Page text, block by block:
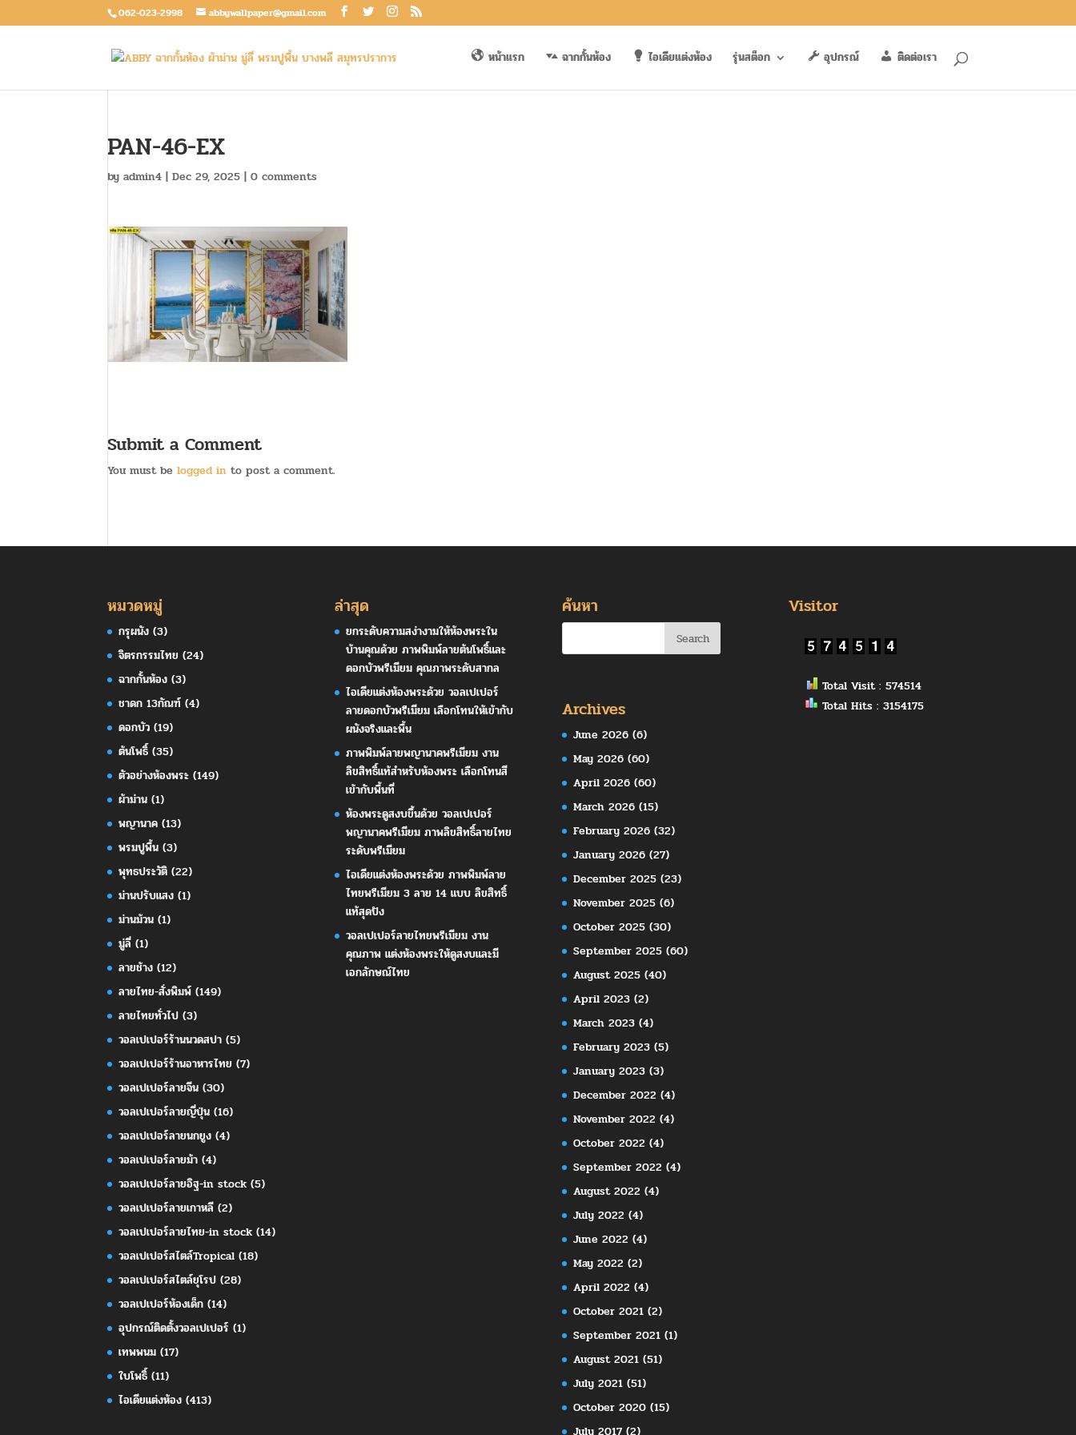
062-023-2998 abbywallpaper@gmail.com
หน้าแรก ฉากกั้นห้อง ไอเดียแต่งห้อง รุ่นสต็อก อุปกรณ์ ติดต่อเรา
PAN-46-EX
byadmin4 |Dec 29, 2025 |0 comments
Submit a Comment
You must belogged in to post a comment.
หมวดหมู่
กรุผนัง (3)
จิตรกรรมไทย (24)
ฉากกั้นห้อง (3)
ชาดก 13กัณฑ์ (4)
ดอกบัว (19)
ต้นโพธิ์ (35)
ตัวอย่างห้องพระ (149)
ผ้าม่าน (1)
พญานาค (13)
พรมปูพื้น (3)
พุทธประวัติ (22)
ม่านปรับแสง (1)
ม่านม้วน (1)
มู่ลี่ (1)
ลายช้าง (12)
ลายไทย-สั่งพิมพ์ (149)
ลายไทยทั่วไป (3)
วอลเปเปอร์ร้านนวดสปา (5)
วอลเปเปอร์ร้านอาหารไทย (7)
วอลเปเปอร์ลายจีน (30)
วอลเปเปอร์ลายญี่ปุ่น (16)
วอลเปเปอร์ลายนกยูง (4)
วอลเปเปอร์ลายม้า (4)
วอลเปเปอร์ลายอิฐ-in stock (5)
วอลเปเปอร์ลายเกาหลี (2)
วอลเปเปอร์ลายไทย-in stock (14)
วอลเปเปอร์สไตล์Tropical (18)
วอลเปเปอร์สไตล์ยุโรป (28)
วอลเปเปอร์ห้องเด็ก (14)
อุปกรณ์ติดตั้งวอลเปเปอร์ (1)
เทพพนม (17)
ใบโพธิ์ (11)
ไอเดียแต่งห้อง (413)
ล่าสุด
ยกระดับความสง่างามให้ห้องพระใน
บ้านคุณด้วย ภาพพิมพ์ลายต้นโพธิ์และ
ดอกบัวพรีเมียม คุณภาพระดับสากล
ไอเดียแต่งห้องพระด้วย วอลเปเปอร์
ลายดอกบัวพรีเมียม เลือกโทนให้เข้ากับ
ผนังจริงและพื้น
ภาพพิมพ์ลายพญานาคพรีเมียม งาน
ลิขสิทธิ์แท้สำหรับห้องพระ เลือกโทนสี
เข้ากับพื้นที่
ห้องพระดูสงบขึ้นด้วย วอลเปเปอร์
พญานาคพรีเมียม ภาพลิขสิทธิ์ลายไทย
ระดับพรีเมียม
ไอเดียแต่งห้องพระด้วย ภาพพิมพ์ลาย
ไทยพรีเมียม 3 ลาย 14 แบบ ลิขสิทธิ์
แท้สุดปัง
วอลเปเปอร์ลายไทยพรีเมียม งาน
คุณภาพ แต่งห้องพระให้ดูสงบและมี
เอกลักษณ์ไทย
ค้นหา
Archives
June 2026(6)
May 2026(60)
April 2026(60)
March 2026(15)
February 2026(32)
January 2026(27)
December 2025(23)
November 2025(6)
October 2025(30)
September 2025(60)
August 2025(40)
April 2023(2)
March 2023(4)
February 2023(5)
January 2023(3)
December 2022 (4)
November 2022 (4)
October 2022 (4)
September 2022 (4)
August 2022 (4)
July 2022 (4)
June 2022 (4)
May 2022 (2)
April 2022 (4)
October 2021(2)
September 2021(1)
August 2021(51)
July 2021(51)
October 2020(15)
July 2017(2)
Visitor
Total Visit : 574514
Total Hits : 3154175